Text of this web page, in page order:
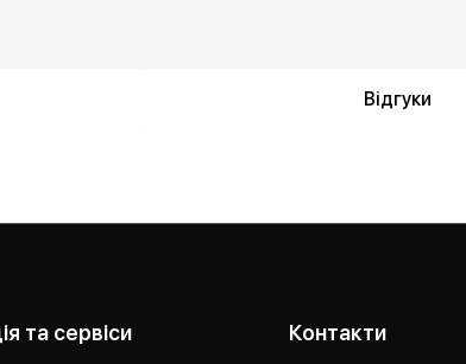
Відгуки
та сервіси Контакти